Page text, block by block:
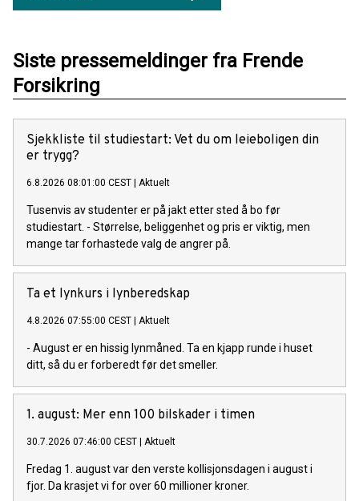
Siste pressemeldinger fra Frende
Forsikring
Sjekkliste til studiestart: Vet du om leieboligen din
er trygg?
6.8.2026 08:01:00 CEST Aktuelt
Tusenvis av studenter er på jakt etter sted å bo før
studiestart. - Størrelse, beliggenhet og pris er viktig, men
mange tar forhastede valg de angrer på.
Ta et lynkurs i lynberedskap
4.8.2026 07:55:00 CEST Aktuelt
- August er en hissig lynmåned. Ta en kjapp runde i huset
ditt, så du er forberedt før det smeller.
1. august: Mer enn 100 bilskader i timen
30.7.2026 07:46:00 CEST Aktuelt
Fredag 1. august var den verste kollisjonsdagen i august i
fjor. Da krasjet vi for over 60 millioner kroner.